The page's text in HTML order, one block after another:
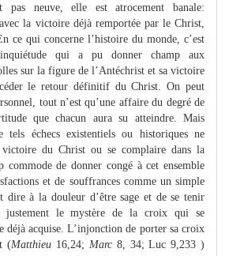
pas neuve, elle est atrocement banale:
la victoire déjà remportée par le Christ,
ce qui concerne l’histoire du monde, c’est
qui a pu donner champ aux
sur la figure de l’Antéchrist et sa victoire
le retour définitif du Christ. On peut
tout n’est qu’une affaire du degré de
que chacun aura su atteindre. Mais
tels échecs existentiels ou historiques ne
du Christ ou se complaire dans la
de donner congé à cet ensemble
et de souffrances comme un simple
dire à la douleur d’être sage et de se tenir
justement le mystère de la croix qui se
déjà acquise. L’injonction de porter sa croix
(Matthieu 16,24; Marc 8, 34; Luc 9,233 )